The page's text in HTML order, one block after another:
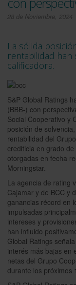
28 de Noviembre, 2024
La sólida
rentabilidad han
calificadora.
S&P Global Ratings
(BBB-) con
Social Cooperativo y
posición de
rentabilidad del
crediticia en grado
otorgadas en fecha
Morningstar.
La agencia de rating
Cajamar y de BCC y
ganancias récord en
impulsadas
intereses y
han influido
Global Ratings
interés más bajas en
netas del Grupo
durante los próximos